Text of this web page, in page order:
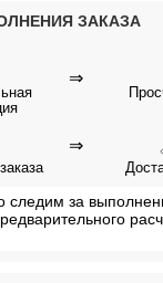
ЗАКАЗА
⇒
⇒
следим за